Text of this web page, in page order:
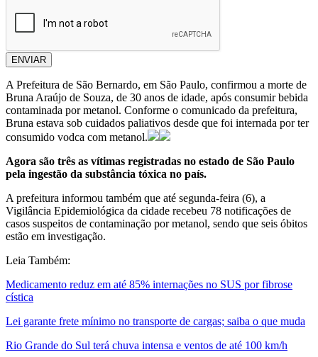
ENVIAR
A Prefeitura de São Bernardo, em São Paulo, confirmou a morte de
Bruna Araújo de Souza, de 30 anos de idade, após consumir bebida
contaminada por metanol. Conforme o comunicado da prefeitura,
Bruna estava sob cuidados paliativos desde que foi internada por ter
consumido vodca com metanol.
Agora são três as vítimas registradas no estado de São Paulo
pela ingestão da substância tóxica no país.
A prefeitura informou também que até segunda-feira (6), a
Vigilância Epidemiológica da cidade recebeu 78 notificações de
casos suspeitos de contaminação por metanol, sendo que seis óbitos
estão em investigação.
Leia Também:
Medicamento reduz em até 85% internações no SUS por fibrose
cística
Lei garante frete mínimo no transporte de cargas; saiba o que muda
Rio Grande do Sul terá chuva intensa e ventos de até 100 km/h